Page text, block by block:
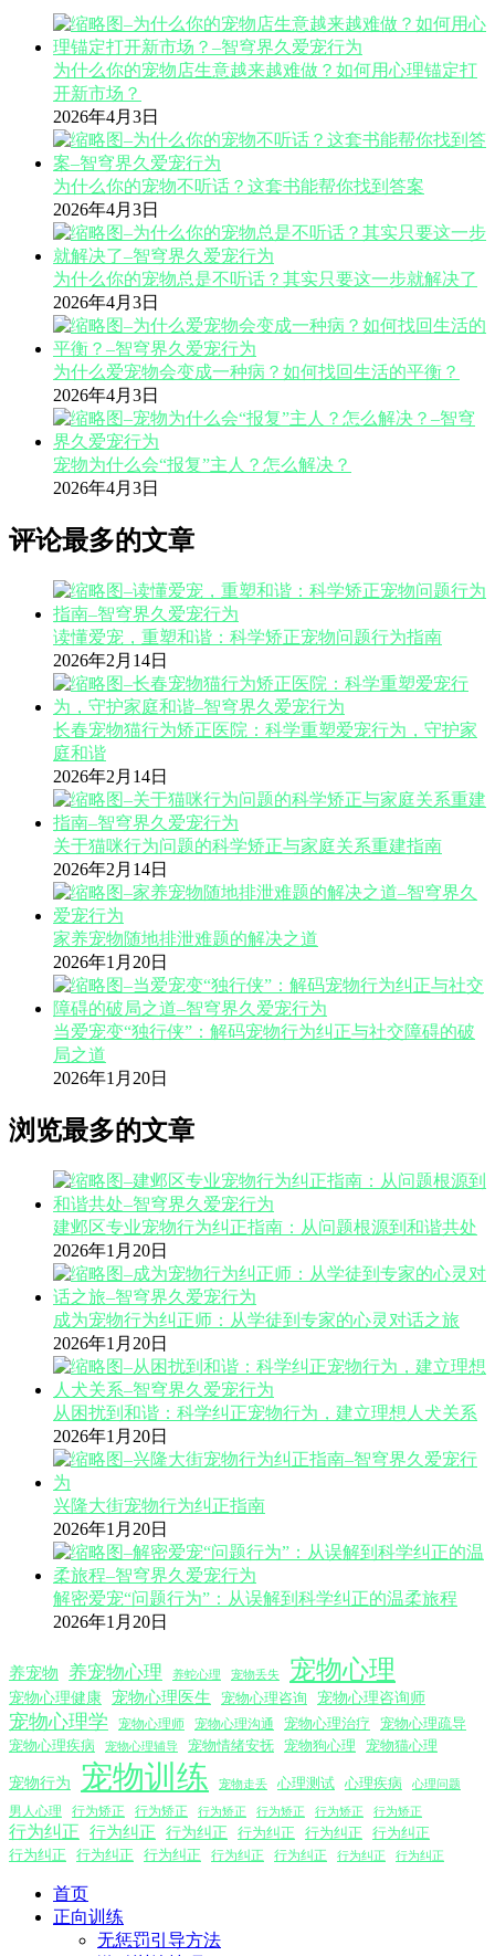
为什么你的宠物店生意越来越难做？如何用心理锚定打
开新市场？
2026年4月3日
为什么你的宠物不听话？这套书能帮你找到答案
2026年4月3日
为什么你的宠物总是不听话？其实只要这一步就解决了
2026年4月3日
为什么爱宠物会变成一种病？如何找回生活的平衡？
2026年4月3日
宠物为什么会“报复”主人？怎么解决？
2026年4月3日
评论最多的文章
读懂爱宠，重塑和谐：科学矫正宠物问题行为指南
2026年2月14日
长春宠物猫行为矫正医院：科学重塑爱宠行为，守护家
庭和谐
2026年2月14日
关于猫咪行为问题的科学矫正与家庭关系重建指南
2026年2月14日
家养宠物随地排泄难题的解决之道
2026年1月20日
当爱宠变“独行侠”：解码宠物行为纠正与社交障碍的破
局之道
2026年1月20日
浏览最多的文章
建邺区专业宠物行为纠正指南：从问题根源到和谐共处
2026年1月20日
成为宠物行为纠正师：从学徒到专家的心灵对话之旅
2026年1月20日
从困扰到和谐：科学纠正宠物行为，建立理想人犬关系
2026年1月20日
兴隆大街宠物行为纠正指南
2026年1月20日
解密爱宠“问题行为”：从误解到科学纠正的温柔旅程
2026年1月20日
养宠物 养宠物心理 养蛇心理 宠物丢失 宠物心理
宠物心理健康 宠物心理医生 宠物心理咨询 宠物心理咨询师
宠物心理学 宠物心理师 宠物心理沟通 宠物心理治疗
宠物心理疏导
宠物心理疾病
宠物心理辅导 宠物情绪安抚 宠物狗心理 宠物猫心理
宠物行为 宠物训练 宠物走丢 心理测试 心理疾病 心理问题
男人心理 行为矫正 行为矫正 行为矫正 行为矫正 行为矫正 行为矫正
行为纠正 行为纠正 行为纠正 行为纠正 行为纠正
行为纠正
行为纠正
行为纠正 行为纠正 行为纠正 行为纠正 行为纠正 行为纠正
首页
正向训练
无惩罚引导方法